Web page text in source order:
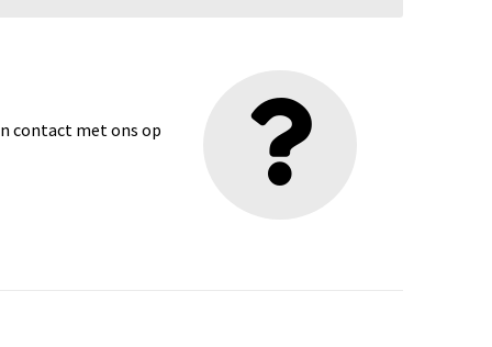
contact met ons op